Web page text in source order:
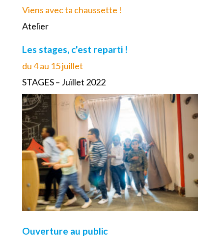
Viens avec ta chaussette !
Atelier
Les stages, c'est reparti !
du 4 au 15 juillet
STAGES – Juillet 2022
Ouverture au public